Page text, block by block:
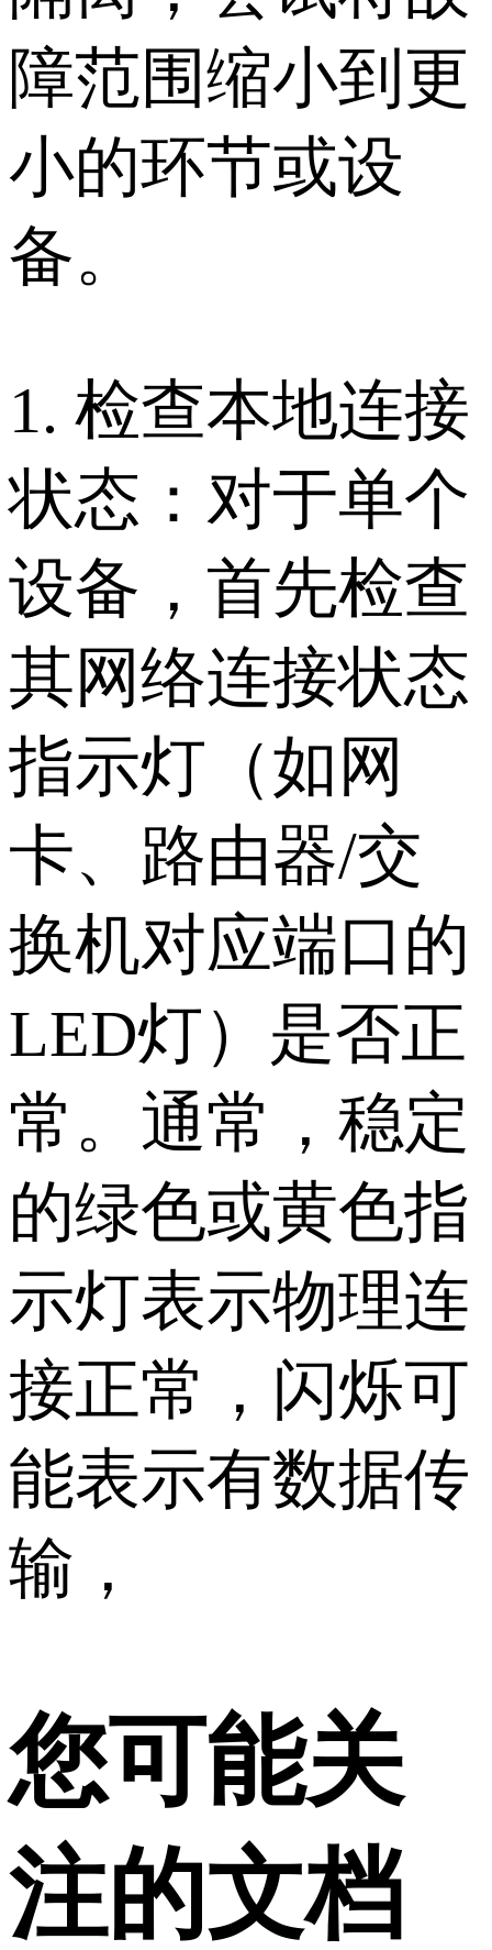
障范围缩小到更
小的环节或设
备。
1. 检查本地连接
状态：对于单个
设备，首先检查
其网络连接状态
指示灯（如网
卡、路由器/交
换机对应端口的
LED灯）是否正
常。通常，稳定
的绿色或黄色指
示灯表示物理连
接正常，闪烁可
能表示有数据传
输，
您可能关
注的文档